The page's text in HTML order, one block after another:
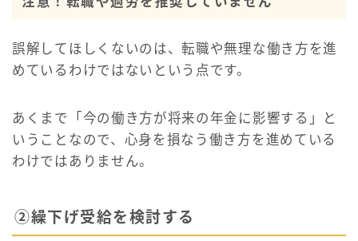
誤解してほしくないのは、転職や無理な働き方を進
めているわけではないという点です。
あくまで「今の働き方が将来の年金に影響する」と
いうことなので、心身を損なう働き方を進めている
わけではありません。
②繰下げ受給を検討する